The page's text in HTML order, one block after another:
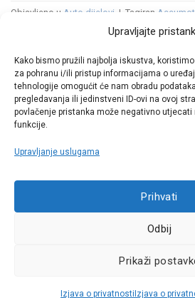
Upravljajte
Kako bismo pružili najbolja iskustva,
za pohranu i/ili pristup informacijama o
tehnologije omogućit će nam obradu
pregledavanja ili jedinstveni ID-ovi na ovoj
povlačenje pristanka može negativno utjecati
funkcije.
Upravljanje uslugama
Prihvati
Odbij
Prikaži
Izjava o privatnosti Izjava o
Objavljeno u Auto dijelovi | Tagiran
električni,EQA,EQB ,EQC,
mali servis
mercedes, Mercedes-AMG ,
Maybach,metlice brisača,Njemačka ,Peking,
servis,svjećice,tepisi ,ulje,zemska, zimska
Call